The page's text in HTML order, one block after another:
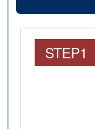
STEP1